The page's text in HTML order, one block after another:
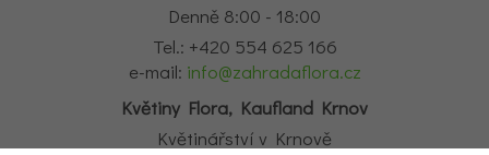
Denně 8:00 - 18:00
Tel.: +420 554 625 166
e-mail: info@zahradaflora.cz
Květiny Flora, Kaufland Krnov
Květinářství v Krnově